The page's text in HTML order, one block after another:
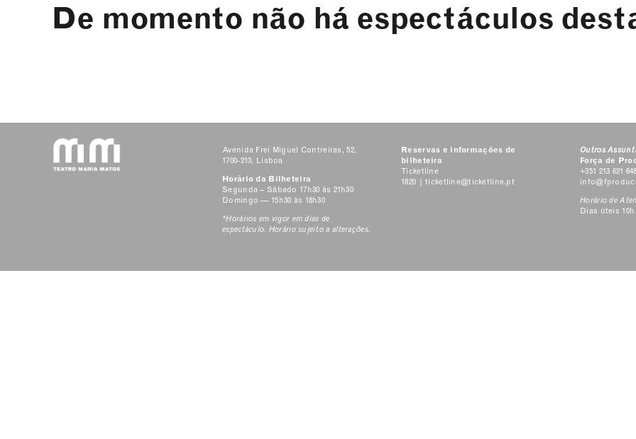
De momento não há espectáculos
Avenida Frei Miguel Contreiras, 52,
1700-213, Lisboa
Horário da Bilheteira
Segunda – Sábado 17h30 às 21h30
Domingo — 15h30 às 18h30
*Horários em vigor em dias de
espectáculo. Horário sujeito a alterações.
Reservas e informações de
bilheteira
Ticketline
1820 |ticketline@ticketline.pt
Outros
Força de
+351 213 621 648
Horário de
Dias úteis 10h